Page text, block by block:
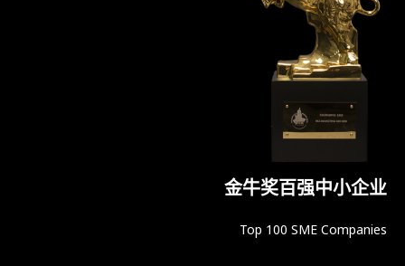
金牛奖百强中小企业
Top 100 SME Companies